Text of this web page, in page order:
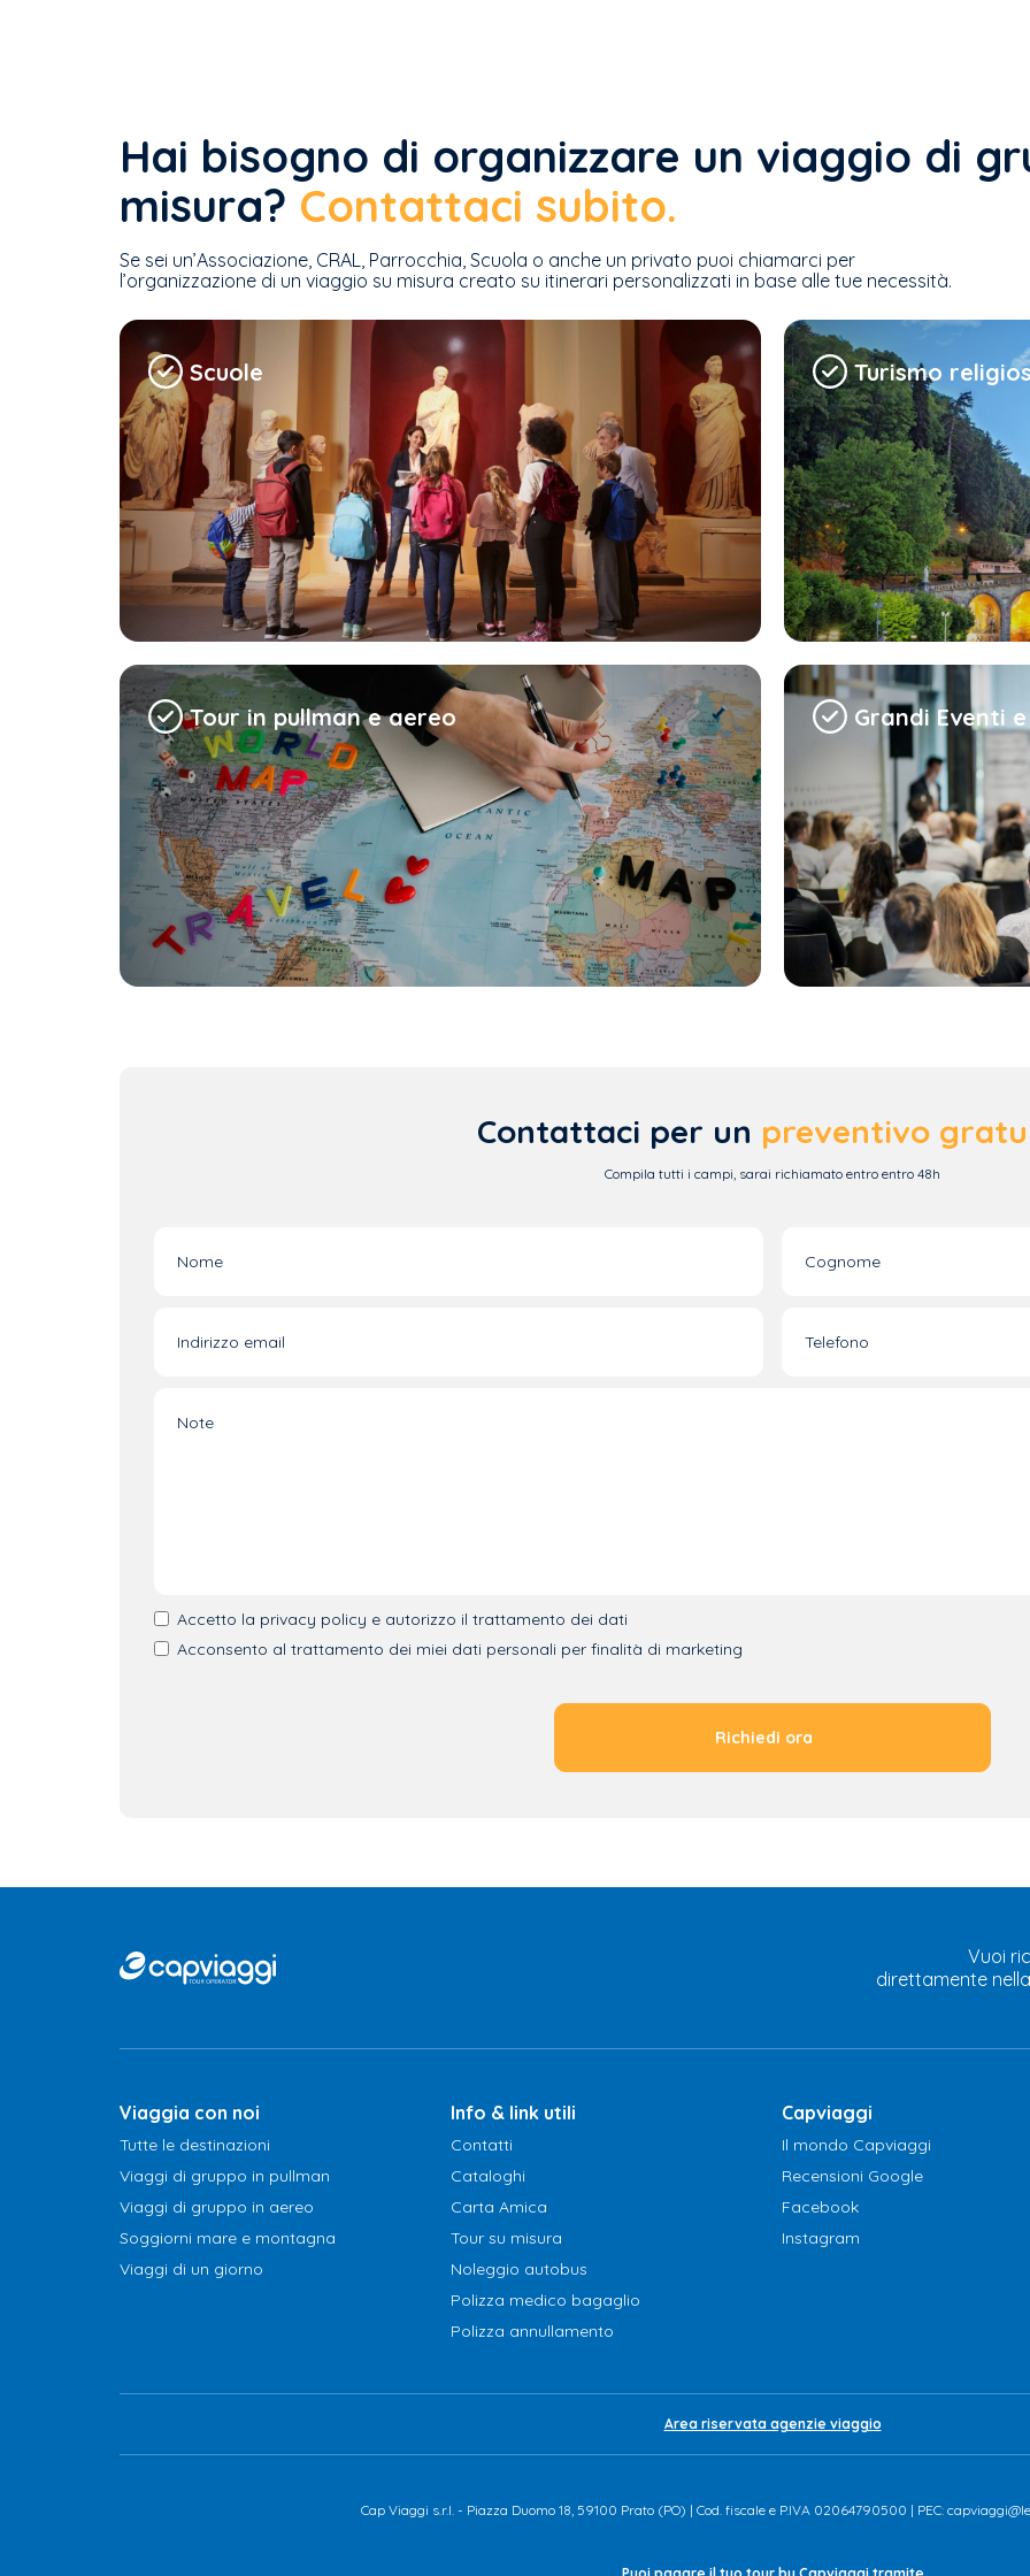
Hai bisogno di organizzare un viaggio di
misura? Contattaci subito.
Se sei un’Associazione, CRAL, Parrocchia, Scuola o anche un privato puoi chiamarci per
l’organizzazione di un viaggio su misura creato su itinerari personalizzati in base alle tue necessità.
Scuole Turismo
Tour in pullman e aereo Grandi Eventi
Contattaci per un preventivo
Compila tutti i campi, sarai richiamato entro entro 48h
Nome Cognome
Indirizzo email Telefono
Note
Privacy
Accetto la privacy policy e autorizzo il trattamento dei dati
Marketing
Acconsento al trattamento dei miei dati personali per finalità di marketing
Vuoi
direttamente
Viaggia con noi
Tutte le destinazioni
Viaggi di gruppo in pullman
Viaggi di gruppo in aereo
Soggiorni mare e montagna
Viaggi di un giorno
Info & link utili
Contatti
Cataloghi
Carta Amica
Tour su misura
Noleggio autobus
Polizza medico bagaglio
Polizza annullamento
Capviaggi
Il mondo Capviaggi
Recensioni Google
Facebook
Instagram
Area riservata agenzie viaggio
Cap Viaggi s.r.l. - Piazza Duomo 18, 59100 Prato (PO) | Cod. fiscale e P.IVA 02064790500 | PEC: